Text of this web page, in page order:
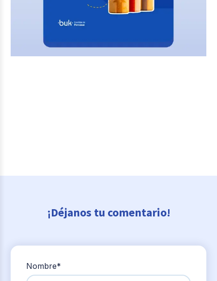
¡Déjanos tu comentario!
Nombre*